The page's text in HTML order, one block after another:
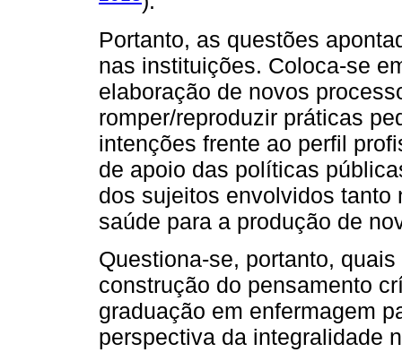
Portanto, as questões
nas instituições. Coloca-se
elaboração de novos
romper/reproduzir práticas
intenções frente ao perfil
de apoio das políticas
dos sujeitos envolvidos tanto
saúde para a produção de
Questiona-se, portanto,
construção do pensamento
graduação em enfermagem
perspectiva da integralidade